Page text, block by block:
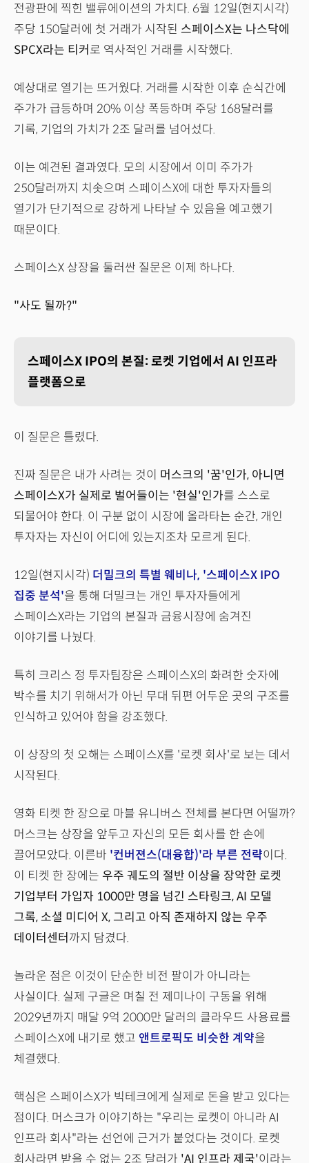
전광판에 찍힌 밸류에이션의 가치다. 6월 12일(현지시각)
주당 150달러에 첫 거래가 시작된 스페이스X는 나스닥에
SPCX라는 티커 로 역사적인 거래를 시작했다.
예상대로 열기는 뜨거웠다. 거래를 시작한 이후 순식간에
주가가 급등하며 20% 이상 폭등하며 주당 168달러를
기록, 기업의 가치가 2조 달러를 넘어섰다.
이는 예견된 결과였다. 모의 시장에서 이미 주가가
250달러까지 치솟으며 스페이스X에 대한 투자자들의
열기가 단기적으로 강하게 나타날 수 있음을 예고했기
때문이다.
스페이스X 상장을 둘러싼 질문은 이제 하나다.
"사도 될까?"
스페이스X IPO의 본질: 로켓 기업에서 AI 인프라
플랫폼으로
이 질문은 틀렸다.
진짜 질문은 내가 사려는 것이 머스크의 '꿈'인가, 아니면
스페이스X가 실제로 벌어들이는 '현실'인가를 스스로
되물어야 한다. 이 구분 없이 시장에 올라타는 순간, 개인
투자자는 자신이 어디에 있는지조차 모르게 된다.
12일(현지시각) 더밀크의 특별 웨비나, '스페이스X IPO
집중 분석'을 통해 더밀크는 개인 투자자들에게
스페이스X라는 기업의 본질과 금융시장에 숨겨진
이야기를 나눴다.
특히 크리스 정 투자팀장은 스페이스X의 화려한 숫자에
박수를 치기 위해서가 아닌 무대 뒤편 어두운 곳의 구조를
인식하고 있어야 함을 강조했다.
이 상장의 첫 오해는 스페이스X를 '로켓 회사'로 보는 데서
시작된다.
영화 티켓 한 장으로 마블 유니버스 전체를 본다면 어떨까?
머스크는 상장을 앞두고 자신의 모든 회사를 한 손에
끌어모았다. 이른바 '컨버젼스(대융합)'라 부른 전략이다.
이 티켓 한 장에는 우주 궤도의 절반 이상을 장악한 로켓
기업부터 가입자 1000만 명을 넘긴 스타링크, AI 모델
그록, 소셜 미디어 X, 그리고 아직 존재하지 않는 우주
데이터센터 까지 담겼다.
놀라운 점은 이것이 단순한 비전 팔이가 아니라는
사실이다. 실제 구글은 며칠 전 제미나이 구동을 위해
2029년까지 매달 9억 2000만 달러의 클라우드 사용료를
스페이스X에 내기로 했고 앤트로픽도 비슷한 계약을
체결했다.
핵심은 스페이스X가 빅테크에게 실제로 돈을 받고 있다는
점이다. 머스크가 이야기하는 "우리는 로켓이 아니라 AI
인프라 회사"라는 선언에 근거가 붙었다는 것이다. 로켓
회사라면 받을 수 없는 2조 달러가 'AI 인프라 제국'이라는